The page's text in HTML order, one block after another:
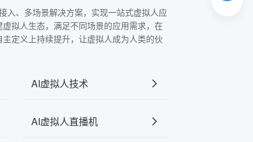
入、多场景解决方案，实现一站式虚拟人应
拟人生态，满足不同场景的应用需求，在
定义上持续提升，让虚拟人成为人类的伙
AI虚拟人技术
AI虚拟人直播机